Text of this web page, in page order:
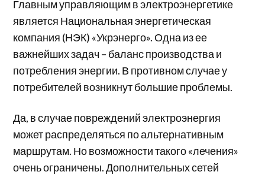
Главным управляющим в электроэнергетике
является Национальная энергетическая
компания (НЭК) «Укрэнерго». Одна из ее
важнейших задач – баланс производства и
потребления энергии. В противном случае у
потребителей возникнут большие проблемы.
Да, в случае повреждений электроэнергия
может распределяться по альтернативным
маршрутам. Но возможности такого «лечения»
очень ограничены. Дополнительных сетей